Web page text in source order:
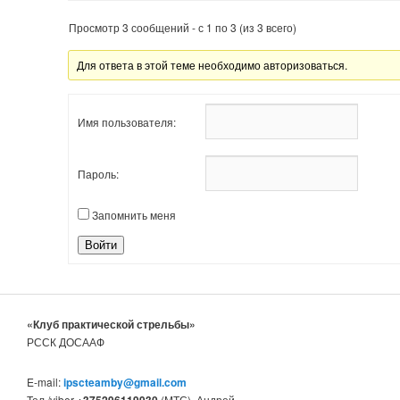
Просмотр 3 сообщений - с 1 по 3 (из 3 всего)
Для ответа в этой теме необходимо авторизоваться.
Имя пользователя:
Пароль:
Запомнить меня
Войти
«Клуб практической стрельбы»
РССК ДОСААФ
E-mail:ipscteamby@gmail.com